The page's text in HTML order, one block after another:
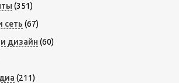
(351)
сеть (67)
и дизайн (60)
(211)